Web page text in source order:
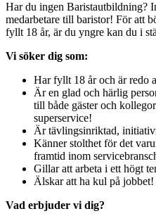
Har du ingen Baristautbildning?
medarbetare till baristor! För att
fyllt 18 år, är du yngre kan du i
Vi söker dig som:
Har fyllt 18 år och är redo
Är en glad och härlig
till både gäster och
superservice!
Är tävlingsinriktad,
Känner stolthet för det
framtid inom
Gillar att arbeta i ett högt
Älskar att ha kul på jobbet!
Vad erbjuder vi dig?